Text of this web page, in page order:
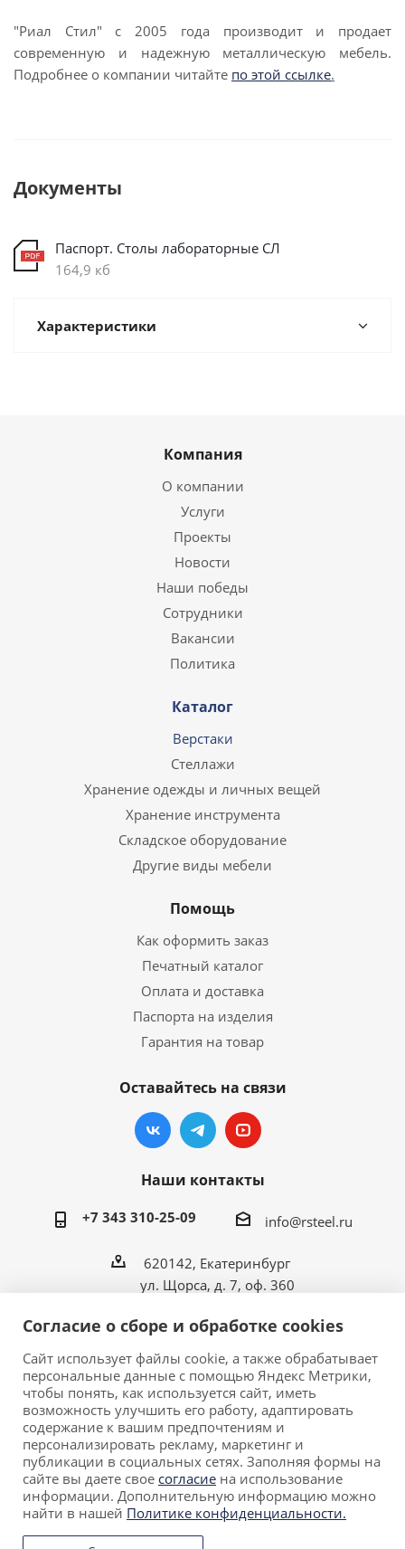
"Риал Стил" с 2005 года производит и продает
современную и надежную металлическую мебель.
Подробнее о компании читайте по этой ссылке.
Документы
Паспорт. Столы лабораторные СЛ
164,9 кб
Характеристики
Компания
О компании
Услуги
Проекты
Новости
Наши победы
Сотрудники
Вакансии
Политика
Каталог
Верстаки
Стеллажи
Хранение одежды и личных вещей
Хранение инструмента
Складское оборудование
Другие виды мебели
Помощь
Как оформить заказ
Печатный каталог
Оплата и доставка
Паспорта на изделия
Гарантия на товар
Оставайтесь на связи
Наши контакты
+7 343 310-25-09 info@rsteel.ru
620142, Екатеринбург
ул. Щорса, д. 7, оф. 360
2026 © ООО «Риал Стил» • Производитель
металлической мебели в Екатеринбурге.
Обращаем ваше внимание на то, что данный сайт
носит исключительно информационный характер и ни
при каких условиях не является публичной офертой,
определяемой положениями Статьи 437 (2)
Гражданского кодекса Российской Федерации.
Согласие о сборе и обработке cookies
Сайт использует файлы cookie, а также обрабатывает
персональные данные с помощью Яндекс Метрики,
чтобы понять, как используется сайт, иметь
возможность улучшить его работу, адаптировать
содержание к вашим предпочтениям и
персонализировать рекламу, маркетинг и
публикации в социальных сетях. Заполняя формы на
сайте вы даете свое согласие на использование
информации. Дополнительную информацию можно
найти в нашей Политике конфиденциальности.